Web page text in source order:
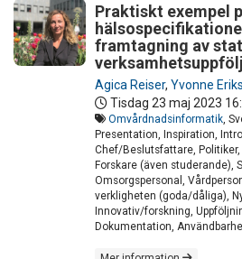
Praktiskt exempel
framtagning av
Agica Reiser, Yvonne
Tisdag 23 maj 2023
Omvårdnadsinformatik ,
Presentation, Inspiration,
Chef/Beslutsfattare,
Forskare (även studerande),
Omsorgspersonal,
verkligheten (goda/dåliga),
Innovativ/forskning,
Dokumentation,